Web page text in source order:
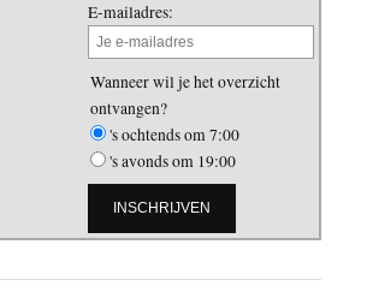
E-mailadres:
Wanneer wil je het overzicht
ontvangen?
's ochtends om 7:00
's avonds om 19:00